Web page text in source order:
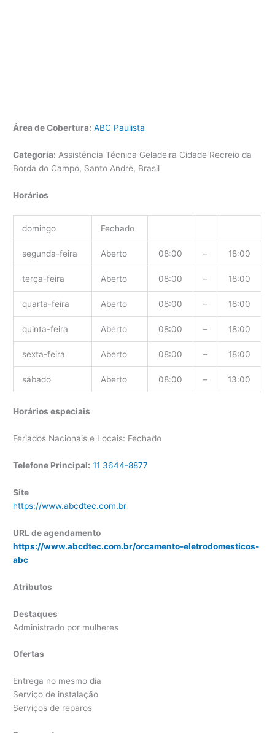
Área de Cobertura: ABC Paulista
Categoria: Assistência Técnica Geladeira Cidade Recreio da
Borda do Campo, Santo André, Brasil
Horários
domingo Fechado
segunda-feira Aberto 08:00 – 18:00
terça-feira Aberto 08:00 – 18:00
quarta-feira Aberto 08:00 – 18:00
quinta-feira Aberto 08:00 – 18:00
sexta-feira Aberto 08:00 – 18:00
sábado Aberto 08:00 – 13:00
Horários especiais
Feriados Nacionais e Locais: Fechado
Telefone Principal: 11 3644-8877
Site
https://www.abcdtec.com.br
URL de agendamento
https://www.abcdtec.com.br/orcamento-eletrodomesticos-
abc
Atributos
Destaques
Administrado por mulheres
Ofertas
Entrega no mesmo dia
Serviço de instalação
Serviços de reparos